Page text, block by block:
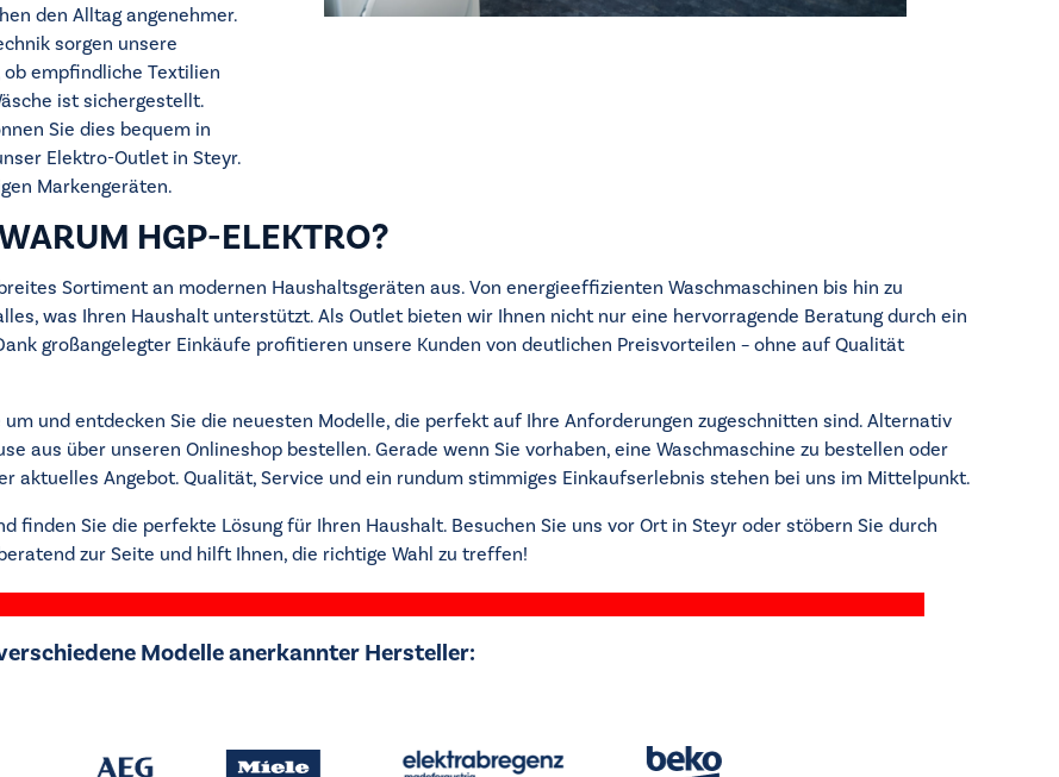
den Alltag angenehmer.
sorgen unsere
ob empfindliche Textilien
ist sichergestellt.
Sie dies bequem in
Elektro-Outlet in Steyr.
Markengeräten.
HGP-ELEKTRO?
Sortiment an modernen Haushaltsgeräten aus. Von energieeffizienten Waschmaschinen bis hin zu
was Ihren Haushalt unterstützt. Als Outlet bieten wir Ihnen nicht nur eine hervorragende Beratung durch ein
großangelegter Einkäufe profitieren unsere Kunden von deutlichen Preisvorteilen – ohne auf Qualität
und entdecken Sie die neuesten Modelle, die perfekt auf Ihre Anforderungen zugeschnitten sind. Alternativ
aus über unseren Onlineshop bestellen. Gerade wenn Sie vorhaben, eine Waschmaschine zu bestellen oder
aktuelles Angebot. Qualität, Service und ein rundum stimmiges Einkaufserlebnis stehen bei uns im Mittelpunkt.
finden Sie die perfekte Lösung für Ihren Haushalt. Besuchen Sie uns vor Ort in Steyr oder stöbern Sie durch
zur Seite und hilft Ihnen, die richtige Wahl zu treffen!
Modelle anerkannter Hersteller: